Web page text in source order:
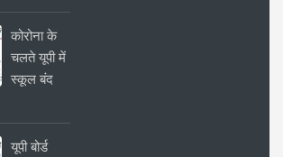
कोरोना के
चलते यूपी में
स्कूल बंद
यूपी बोर्ड